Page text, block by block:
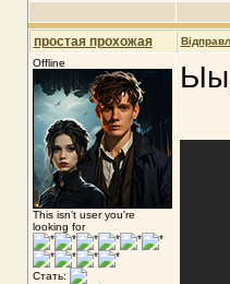
простая прохожая
Offline
This isn't user you're
looking for
Стать: